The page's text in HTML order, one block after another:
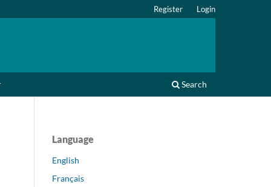
Search
Register Login
Language
English
Français